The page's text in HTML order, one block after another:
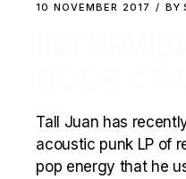
10 NOVEMBER 2017 BY
Tall Juan has
acoustic punk LP of
pop energy that he